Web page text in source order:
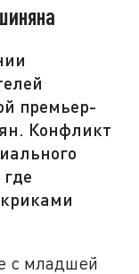
премьер-
Конфликт
с младшей